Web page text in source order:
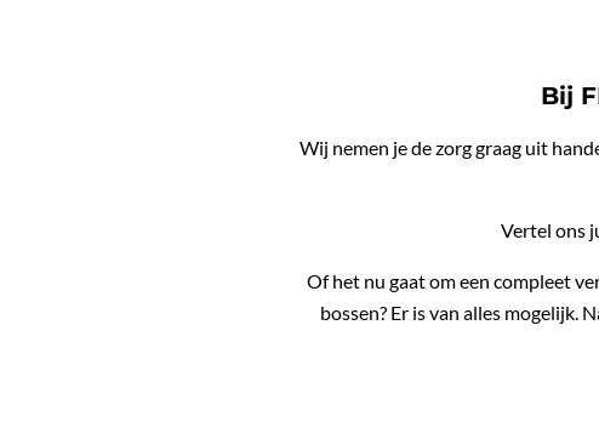
Bij
Wij nemen je de zorg graag uit
Vertel ons
Of het nu gaat om een compleet
bossen? Er is van alles mogelijk.